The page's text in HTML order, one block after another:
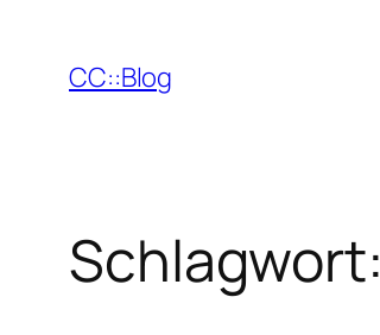
Inhalt
springen
CC::Blog
Schlagwort: